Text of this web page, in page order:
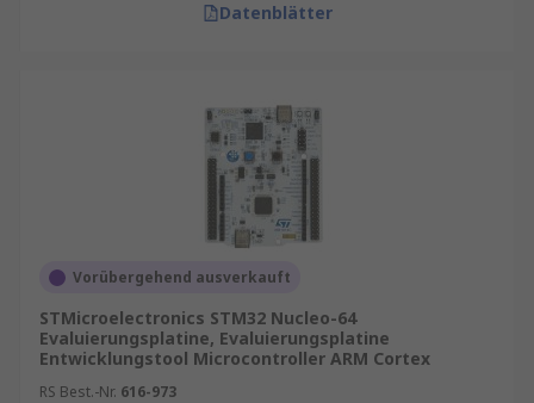
Datenblätter
Vorübergehend ausverkauft
STMicroelectronics STM32 Nucleo-64
Evaluierungsplatine, Evaluierungsplatine
Entwicklungstool Microcontroller ARM Cortex
RS Best.-Nr. 616-973